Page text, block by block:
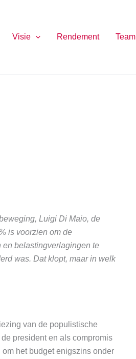
Visie Rendement Team
Luigi Di Maio, de
is voorzien om de
belastingverlagingen te
was. Dat klopt, maar in welk
van de populistische
president en als compromis
het budget enigszins onder